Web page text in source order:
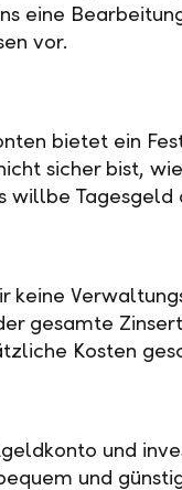
eine
vor.
bietet ein
sicher bist,
willbe Tagesgeld
keine
gesamte
Kosten
und
und